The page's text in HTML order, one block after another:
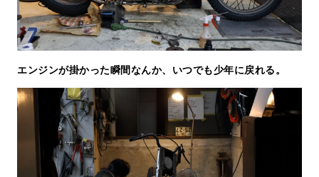
エンジンが掛かった瞬間なんか、いつでも少年に戻れる。